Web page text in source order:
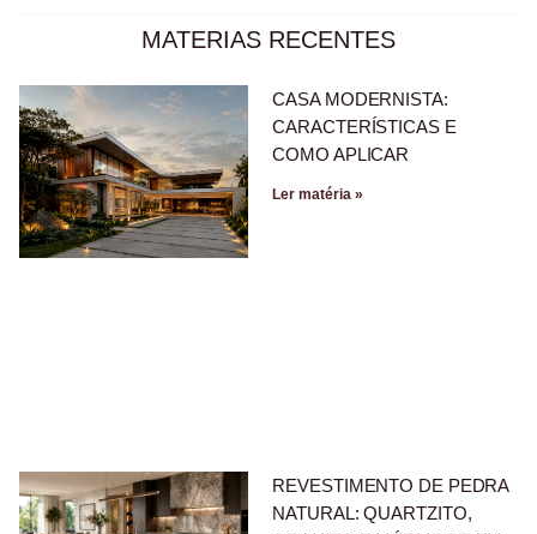
MATERIAS RECENTES
CASA MODERNISTA:
CARACTERÍSTICAS E
COMO APLICAR
Ler matéria »
REVESTIMENTO DE PEDRA
NATURAL: QUARTZITO,